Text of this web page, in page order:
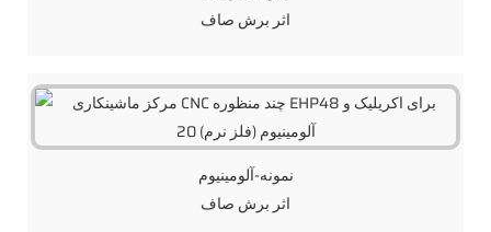
اثر برش صاف
نمونه-آلومینیوم
اثر برش صاف